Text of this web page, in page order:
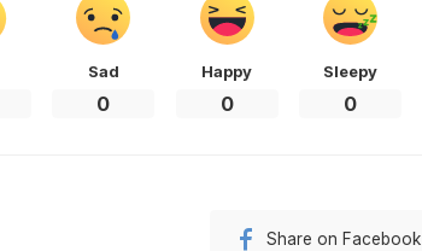
Sad
0
Happy
0
Sleepy
0
Share on Facebook